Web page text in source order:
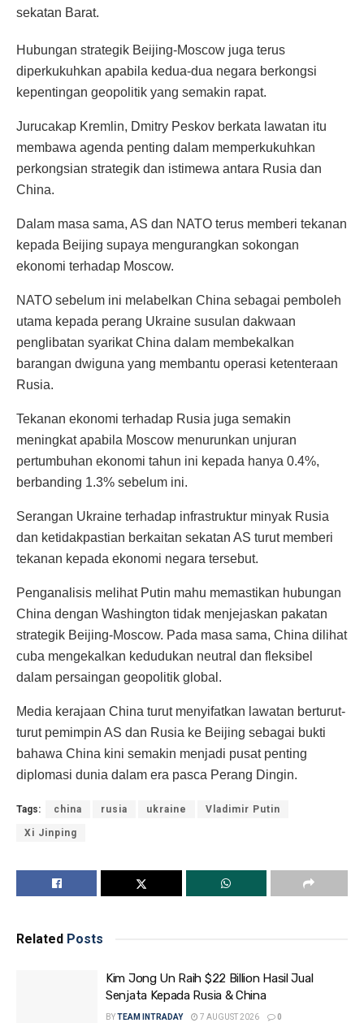
sekatan Barat.
Hubungan strategik Beijing-Moscow juga terus
diperkukuhkan apabila kedua-dua negara berkongsi
kepentingan geopolitik yang semakin rapat.
Jurucakap Kremlin, Dmitry Peskov berkata lawatan itu
membawa agenda penting dalam memperkukuhkan
perkongsian strategik dan istimewa antara Rusia dan
China.
Dalam masa sama, AS dan NATO terus memberi tekanan
kepada Beijing supaya mengurangkan sokongan
ekonomi terhadap Moscow.
NATO sebelum ini melabelkan China sebagai pemboleh
utama kepada perang Ukraine susulan dakwaan
penglibatan syarikat China dalam membekalkan
barangan dwiguna yang membantu operasi ketenteraan
Rusia.
Tekanan ekonomi terhadap Rusia juga semakin
meningkat apabila Moscow menurunkan unjuran
pertumbuhan ekonomi tahun ini kepada hanya 0.4%,
berbanding 1.3% sebelum ini.
Serangan Ukraine terhadap infrastruktur minyak Rusia
dan ketidakpastian berkaitan sekatan AS turut memberi
tekanan kepada ekonomi negara tersebut.
Penganalisis melihat Putin mahu memastikan hubungan
China dengan Washington tidak menjejaskan pakatan
strategik Beijing-Moscow. Pada masa sama, China dilihat
cuba mengekalkan kedudukan neutral dan fleksibel
dalam persaingan geopolitik global.
Media kerajaan China turut menyifatkan lawatan berturut-
turut pemimpin AS dan Rusia ke Beijing sebagai bukti
bahawa China kini semakin menjadi pusat penting
diplomasi dunia dalam era pasca Perang Dingin.
Tags: china rusia ukraine Vladimir Putin
Xi Jinping
Related Posts
Kim Jong Un Raih $22 Billion Hasil Jual
Senjata Kepada Rusia & China
BYTEAM INTRADAY 7 AUGUST 2026 0